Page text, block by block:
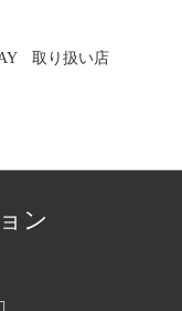
取り扱い店
ン